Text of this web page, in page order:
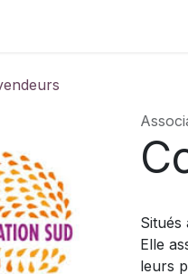
Situés
Elle
leurs